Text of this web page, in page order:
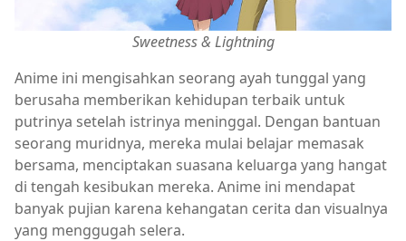
Sweetness & Lightning
Anime ini mengisahkan seorang ayah tunggal yang
berusaha memberikan kehidupan terbaik untuk
putrinya setelah istrinya meninggal. Dengan bantuan
seorang muridnya, mereka mulai belajar memasak
bersama, menciptakan suasana keluarga yang hangat
di tengah kesibukan mereka. Anime ini mendapat
banyak pujian karena kehangatan cerita dan visualnya
yang menggugah selera.